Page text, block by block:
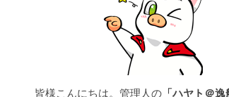
皆様こんにちは。管理人の 「ハヤト＠